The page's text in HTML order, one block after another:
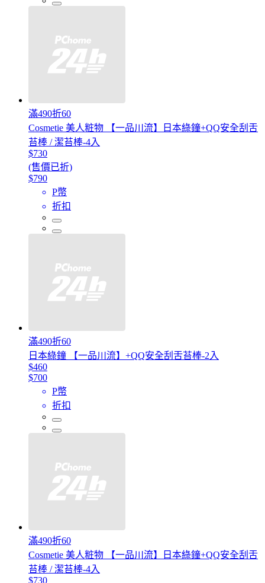
滿490折60
Cosmetie 美人粧物 【一品川流】日本綠鐘+QQ安全刮舌
苔棒 / 潔苔棒-4入
$730
(售價已折)
$790
P幣
折扣
滿490折60
日本綠鐘 【一品川流】+QQ安全刮舌苔棒-2入
$460
$700
P幣
折扣
滿490折60
Cosmetie 美人粧物 【一品川流】日本綠鐘+QQ安全刮舌
苔棒 / 潔苔棒-4入
$730